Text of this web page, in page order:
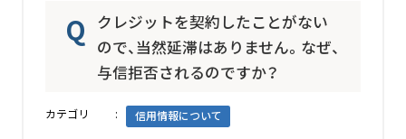
クレジットを契約したことがない
ので、当然延滞はありません。なぜ、
与信拒否されるのですか？
カテゴリ 信用情報について